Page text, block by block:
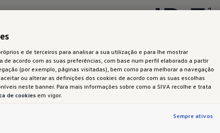
ID.71
até
(WL
e de terceiros para analisar a sua utilização e para lhe mostrar
de acordo com as suas preferências, com base num perfil elaborado a partir
(por exemplo, páginas visitadas), bem como para melhorar a navegação
ou alterar as definições dos cookies de acordo com as suas escolhas
neste banner. Para mais informações sobre como a SIVA recolhe e trata
de cookies em vigor.
Sempre ativos